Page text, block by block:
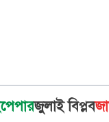
জুলাই বিপ্লব